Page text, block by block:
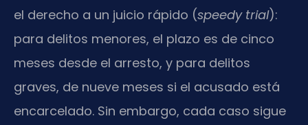
el derecho a un juicio rápido (speedy trial):
para delitos menores, el plazo es de cinco
meses desde el arresto, y para delitos
graves, de nueve meses si el acusado está
encarcelado. Sin embargo, cada caso sigue